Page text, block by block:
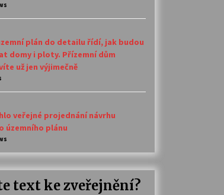
plán do detailu řídí, jak budou
domy i ploty. Přízemní dům
už jen výjimečně
veřejné projednání návrhu
územního plánu
text ke zveřejnění?